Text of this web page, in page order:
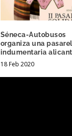
Séneca-Autobusos
organiza una
indumentaria
18 Feb 2020